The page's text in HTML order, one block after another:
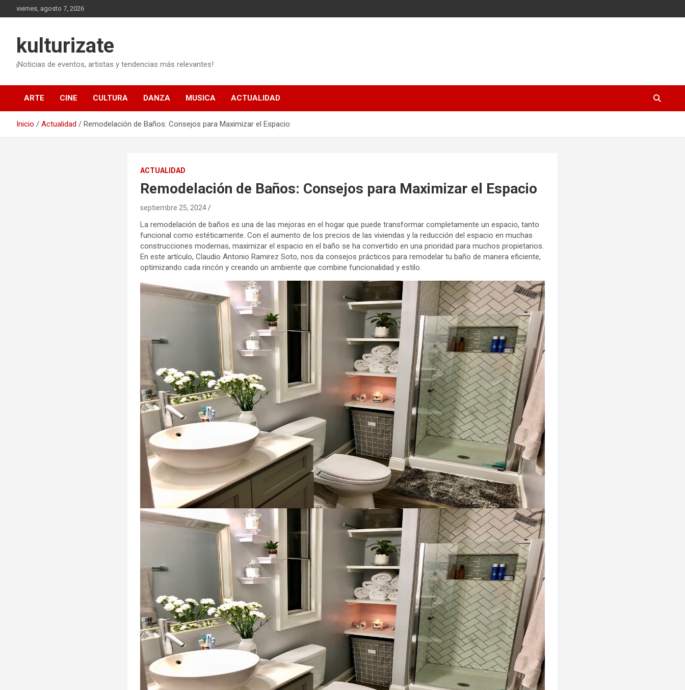
al
viernes, agosto 7, 2026
kulturizate
¡Noticias de eventos, artistas y tendencias más relevantes!
ARTE CINE CULTURA DANZA MUSICA ACTUALIDAD
Inicio Actualidad Remodelación de Baños: Consejos para Maximizar el Espacio
ACTUALIDAD
Remodelación de Baños: Consejos para Maximizar el Espacio
septiembre 25, 2024
La remodelación de baños es una de las mejoras en el hogar que puede transformar completamente un espacio, tanto
funcional como estéticamente. Con el aumento de los precios de las viviendas y la reducción del espacio en muchas
construcciones modernas, maximizar el espacio en el baño se ha convertido en una prioridad para muchos propietarios.
En este artículo, Claudio Antonio Ramirez Soto, nos da consejos prácticos para remodelar tu baño de manera eficiente,
optimizando cada rincón y creando un ambiente que combine funcionalidad y estilo.